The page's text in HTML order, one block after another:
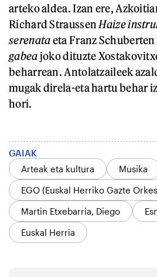
arteko aldea. Izan ere,
Richard Straussen Haize
serenataeta Franz Schuberten
gabeajoko dituzte
beharrean. Antolatzaileek
mugak direla-eta hartu behar
hori.
GAIAK
Arteak eta kultura
Musika
EGO (Euskal Herriko Gazte
Martin Etxebarria, Diego
Euskal Herria